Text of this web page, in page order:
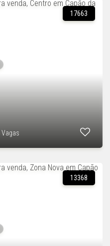
17663
Vagas
13368